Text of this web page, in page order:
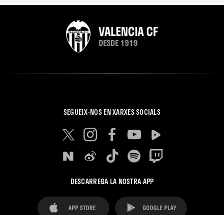
SEGUEIX-NOS EN XARXES SOCIALS
DESCARREGA LA NOSTRA APP